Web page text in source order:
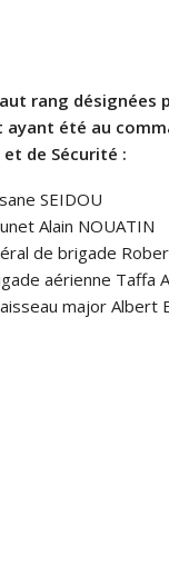
rang désignées
ayant été au
de Sécurité :
SEIDOU
Alain NOUATIN
de brigade
aérienne Taffa
major Albert